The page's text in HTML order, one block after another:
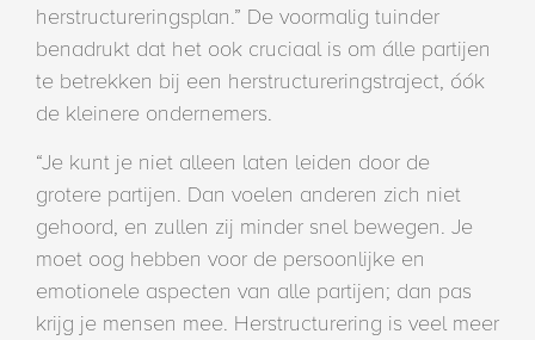
herstructureringsplan.” De voormalig tuinder
benadrukt dat het ook cruciaal is om álle partijen
te betrekken bij een herstructureringstraject, óók
de kleinere ondernemers.
“Je kunt je niet alleen laten leiden door de
grotere partijen. Dan voelen anderen zich niet
gehoord, en zullen zij minder snel bewegen. Je
moet oog hebben voor de persoonlijke en
emotionele aspecten van alle partijen; dan pas
krijg je mensen mee. Herstructurering is veel meer